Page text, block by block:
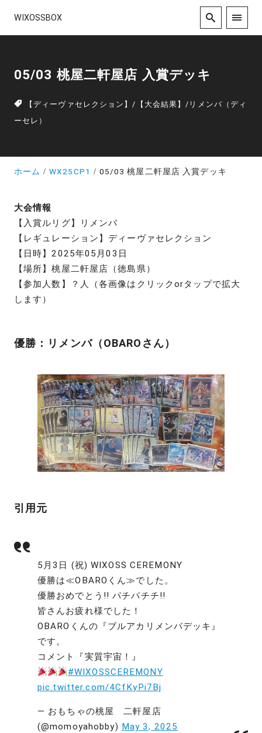
WIXOSSBOX
05/03 桃屋二軒屋店 入賞デッキ
【ディーヴァセレクション】/ 【大会結果】/ リメンバ（ディ
ーセレ）
ホーム WX25CP1 05/03 桃屋二軒屋店 入賞デッキ
大会情報
【入賞ルリグ】リメンバ
【レギュレーション】ディーヴァセレクション
【日時】2025年05月03日
【場所】桃屋二軒屋店（徳島県）
【参加人数】？人（各画像はクリックorタップで拡大
します）
優勝：リメンバ（OBAROさん）
引用元
5月3日 (祝) WIXOSS CEREMONY
優勝は≪OBAROくん≫でした。
優勝おめでとう!! パチパチチ!!
皆さんお疲れ様でした！
OBAROくんの『ブルアカリメンバデッキ』
です。
コメント『実質宇宙！』
#WIXOSSCEREMONY
pic.twitter.com/4CfKyPi7Bj
— おもちゃの桃屋 二軒屋店
(@momoyahobby) May 3, 2025